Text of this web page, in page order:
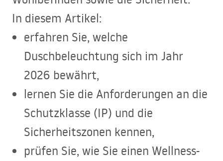
In diesem Artikel:
erfahren Sie, welche
Duschbeleuchtung sich im Jahr
2026 bewährt,
lernen Sie die Anforderungen an die
Schutzklasse (IP) und die
Sicherheitszonen kennen,
prüfen Sie, wie Sie einen Wellness-